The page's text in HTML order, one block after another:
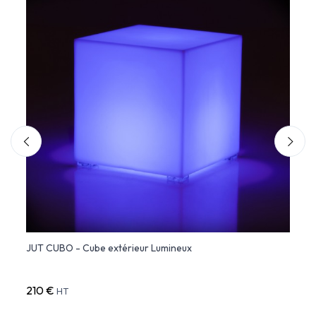
JUT CUBO - Cube extérieur Lumineux
210 € HT